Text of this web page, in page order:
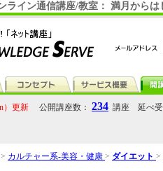
ライン通信講座/教室： 満月から
）更新 公開講座数： 234 講座 延べ受
> カルチャー系-美容・健康 > ダイエット >